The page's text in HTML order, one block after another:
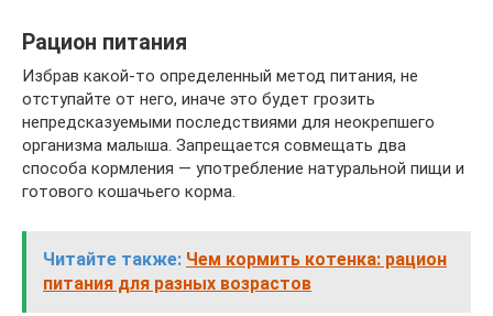
Рацион питания
Избрав какой-то определенный метод питания, не
отступайте от него, иначе это будет грозить
непредсказуемыми последствиями для неокрепшего
организма малыша. Запрещается совмещать два
способа кормления — употребление натуральной пищи и
готового кошачьего корма.
Читайте также: Чем кормить котенка: рацион
питания для разных возрастов